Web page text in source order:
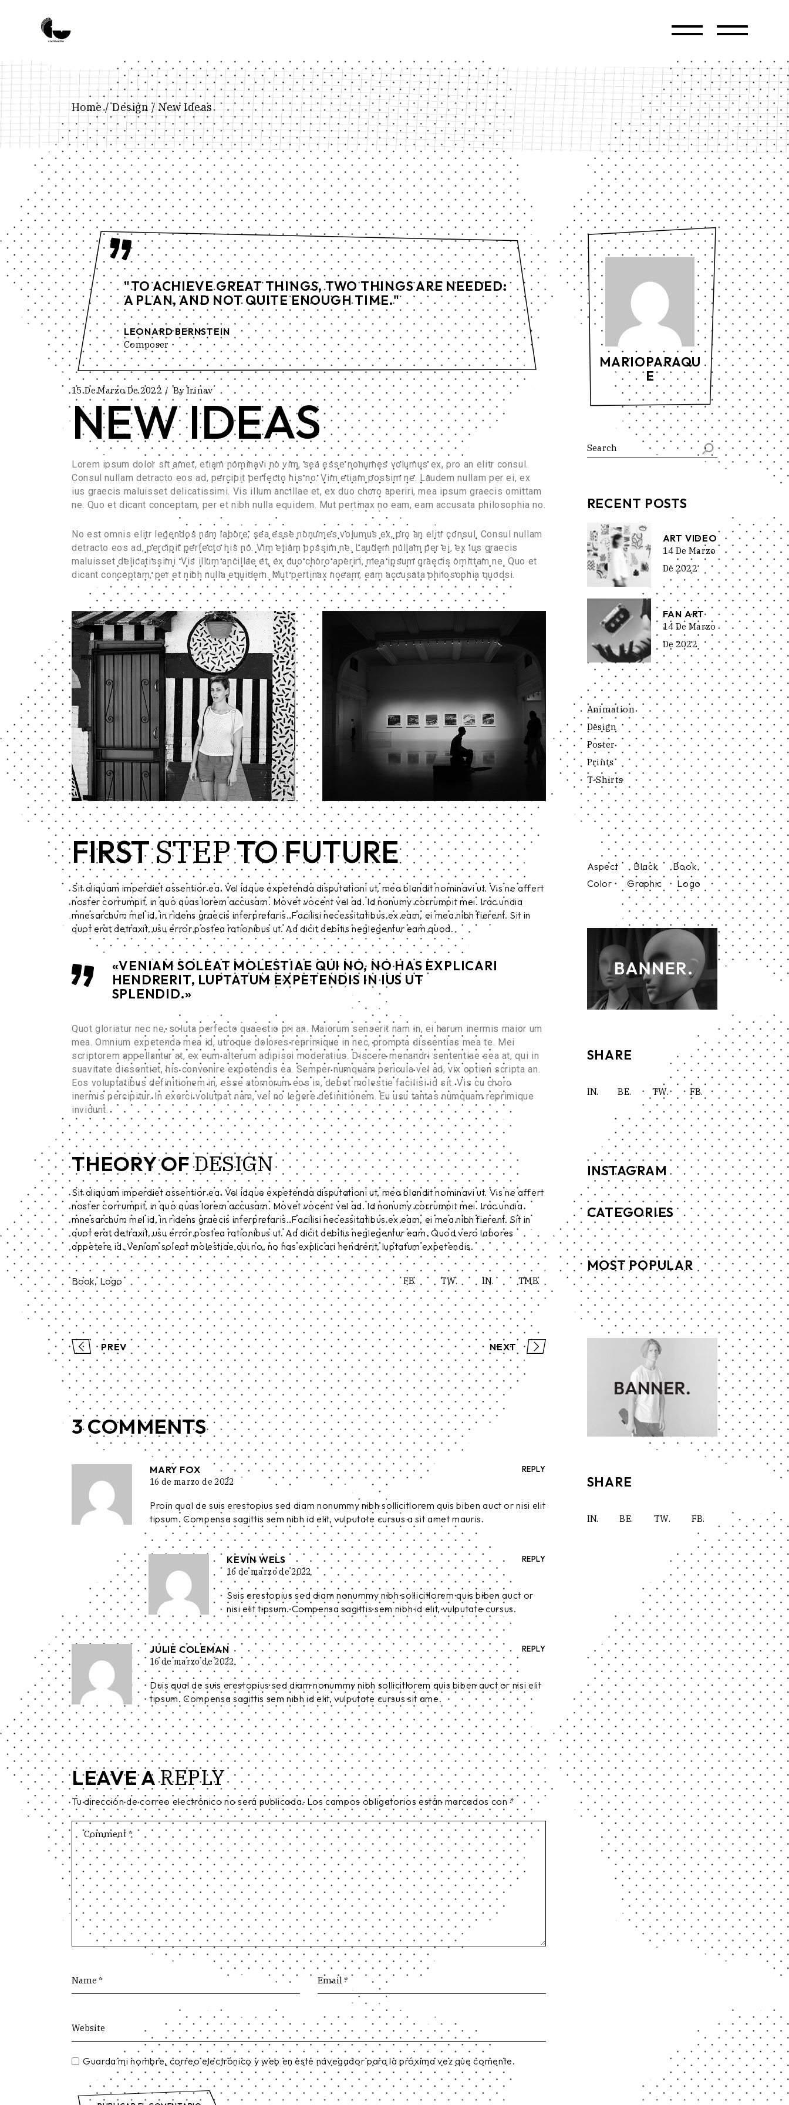
Home Design New Ideas
"TO ACHIEVE GREAT THINGS, TWO THINGS ARE NEEDED:
A PLAN, AND NOT QUITE ENOUGH TIME."
LEONARD BERNSTEIN
Composer
15 De Marzo De 2022 ByIrinav
NEW IDEAS
Lorem ipsum dolor sit amet, etiam nominavi no vim, sea esse nonumes volumus ex, pro an elitr consul.
Consul nullam detracto eos ad, percipit perfecto his no. Vim etiam possim ne. Laudem nullam per ei, ex
ius graecis maluisset delicatissimi. Vis illum ancillae et, ex duo choro aperiri, mea ipsum graecis omittam
ne. Quo et dicant conceptam, per et nibh nulla equidem. Mut pertinax no eam, eam accusata philosophia no.
No est omnis elitr legendos nam labore, sea esse nonumes volumus ex, pro an elitr consul. Consul nullam
detracto eos ad, percipit perfecto his no. Vim etiam possim ne. Laudem nullam per ei, ex ius graecis
maluisset delicatissimi. Vis illum ancillae et, ex duo choro aperiri, mea ipsum graecis omittam ne. Quo et
dicant conceptam, per et nibh nulla equidem. Mut pertinax noeam, eam accusata philosophia quodsi.
FIRSTSTEPTO FUTURE
Sit aliquam imperdiet assentior ea. Vel idque expetenda disputationi ut, mea blandit nominavi ut. Vis ne affert
noster corrumpit, in quo quas lorem accusam. Movet vocent vel ad. Id nonumy corrumpit mei. Irac undia
mnesarchum mel id, in ridens graecis interpretaris. Facilisi necessitatibus ex eam, ei mea nibh fierent. Sit in
quot erat detraxit, usu error postea rationibus ut. Ad dicit debitis neglegentur eam quod.
«VENIAM SOLEAT MOLESTIAE QUI NO, NO HAS EXPLICARI
HENDRERIT, LUPTATUM EXPETENDIS IN IUS UT
SPLENDID.»
Quot gloriatur nec ne, soluta perfecto quaestio pri an. Maiorum senserit nam in, ei harum inermis maior um
mea. Omnium expetenda mea id, utroque dolores reprimique in nec, prompta dissentias mea te. Mei
scriptorem appellantur at, ex eum alterum adipisci moderatius. Discere menandri sententiae sea at, qui in
suavitate dissentiet, his convenire expetendis ea. Semper numquam pericula vel ad, vix option scripta an.
Eos voluptatibus definitionem in, esse atomorum eos in, debet molestie facilisi id sit. Vis cu choro
inermis percipitur. In exerci volutpat nam, vel no legere definitionem. Eu usu tantas numquam reprimique
invidunt.
THEORY OFDESIGN
Sit aliquam imperdiet assentior ea. Vel idque expetenda disputationi ut, mea blandit nominavi ut. Vis ne affert
noster corrumpit, in quo quas lorem accusam. Movet vocent vel ad. Id nonumy corrumpit mei. Irac undia
mnesarchum mel id, in ridens graecis interpretaris. Facilisi necessitatibus ex eam, ei mea nibh fierent. Sit in
quot erat detraxit, usu error postea rationibus ut. Ad dicit debitis neglegentur eam. Quod vero labores
appetere id. Veniam soleat molestiae qui no, no has explicari hendrerit, luptatum expetendis.
Book Logo FB. TW. IN. TMB.
PREV NEXT
3 COMMENTS
MARY FOX
16 de marzo de 2022
Proin qual de suis erestopius sed diam nonummy nibh sollicitlorem quis biben auct or nisi elit
tipsum. Compensa sagittis sem nibh id elit, vulputate cursus a sit amet mauris.
REPLY
KEVIN WELS
16 de marzo de 2022
Suis erestopius sed diam nonummy nibh sollicitlorem quis biben auct or
nisi elit tipsum. Compensa sagittis sem nibh id elit, vulputate cursus.
REPLY
JULIE COLEMAN
16 de marzo de 2022
Duis qual de suis erestopius sed diam nonummy nibh sollicitlorem quis biben auct or nisi elit
tipsum. Compensa sagittis sem nibh id elit, vulputate cursus sit ame.
REPLY
LEAVE AREPLY
Tu dirección de correo electrónico no será publicada. Los campos obligatorios están marcados con*
Guarda mi nombre, correo electrónico y web en este navegador para la próxima vez que comente.
MARIOPARAQU
E
RECENT POSTS
ART VIDEO
14 De Marzo
De 2022
FAN ART
14 De Marzo
De 2022
Animation
Design
Poster
Prints
T-Shirts
Aspect Black
Book
Color
Graphic Logo
SHARE
IN. BE. TW. FB.
INSTAGRAM
CATEGORIES
MOST POPULAR
SHARE
IN. BE. TW. FB.